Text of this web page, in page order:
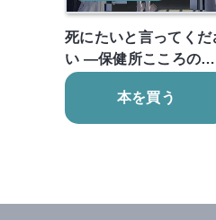
死にたいと言ってくだ
い ―保健所こころの…
本を買う